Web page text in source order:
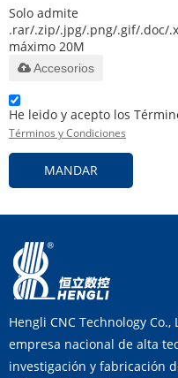
Solo admite
.rar/.zip/.jpg/.png/.gif/.doc/
máximo 20M
Accesorios
He leido y acepto los
Términos y Condiciones
MANDAR
Hengli CNC Technology
empresa nacional de alta
investigación y fabricación